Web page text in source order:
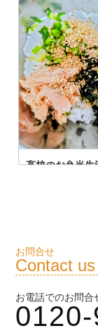
お問合せ
Contact us
お電話でのお問合